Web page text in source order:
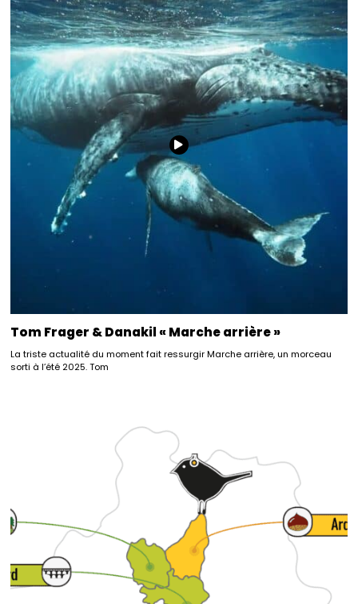
Tom Frager & Danakil « Marche arrière »
La triste actualité du moment fait ressurgir Marche arrière, un morceau
sorti à l’été 2025. Tom